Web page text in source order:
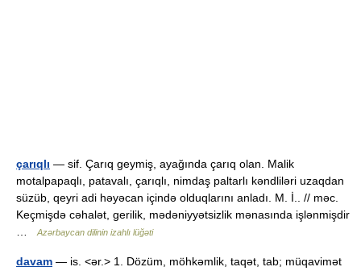
çarıqlı — sif. Çarıq geymiş, ayağında çarıq olan. Malik
motalpapaqlı, patavalı, çarıqlı, nimdaş paltarlı kəndliləri uzaqdan
süzüb, qeyri adi həyəcan içində olduqlarını anladı. M. İ.. // məc.
Keçmişdə cəhalət, gerilik, mədəniyyətsizlik mənasında işlənmişdir
Azərbaycan dilinin izahlı lüğəti
davam — is. <ər.> 1. Dözüm, möhkəmlik, taqət, tab; müqavimət